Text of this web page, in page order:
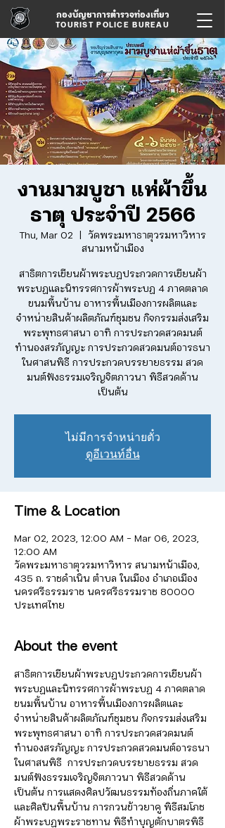
กองบัญชาการตำรวจท่องเที่ยว
TOURIST POLICE BUREAU
งานมาฆบูชา แห่ผ้าขึ้น
ธาตุ ประจำปี 2566
Thu, Mar 02
วัดพระมหาธาตุวรมหาวิหาร
สนามหน้าเมือง
สาธิตการเขียนผ้าพระบฏประกวดการเขียนผ้า
พระบฏและนิทรรศการผ้าพระบฏ 4 ภาคตลาด
ขนมพื้นบ้าน อาหารพื้นเมืองการผลิตและ
จำหน่ายสินค้าผลิตภัณฑ์ชุมชน กิจกรรมส่งเสริม
พระพุทธศาสนา อาทิ การประกวดสวดมนต์
ทำนองสรภัญญะ การประกวดสวดมนต์อารธนา
ในศาสนพิธี การประกวดบรรยายธรรม สวด
มนต์ฟังธรรมเจริญจิตภาวนา พิธีสวดด้าน
เป็นต้น
ไม่มีการจำหน่ายตั๋ว
ดูอีเวนท์อื่น
Time & Location
Mar 02, 2023, 12:00 AM – Mar 06, 2023,
12:00 AM
วัดพระมหาธาตุวรมหาวิหาร สนามหน้าเมือง,
435 ถ. ราชดำเนิน ตำบล ในเมือง อำเภอเมือง
นครศรีธรรมราช นครศรีธรรมราช 80000
ประเทศไทย
About the event
สาธิตการเขียนผ้าพระบฏประกวดการเขียนผ้า
พระบฏและนิทรรศการผ้าพระบฏ 4 ภาคตลาด
ขนมพื้นบ้าน อาหารพื้นเมืองการผลิตและ
จำหน่ายสินค้าผลิตภัณฑ์ชุมชน กิจกรรมส่งเสริม
พระพุทธศาสนา อาทิ การประกวดสวดมนต์
ทำนองสรภัญญะ การประกวดสวดมนต์อารธนา
ในศาสนพิธี  การประกวดบรรยายธรรม สวด
มนต์ฟังธรรมเจริญจิตภาวนา พิธีสวดด้าน
เป็นต้น การแสดงศิลปวัฒนธรรมท้องถิ่นภาคใต้
และศิลปินพื้นบ้าน การกวนข้าวยาคู พิธีสมโภช
ผ้าพระบฏพระราชทาน พิธีทำบุญตักบาตรพิธี